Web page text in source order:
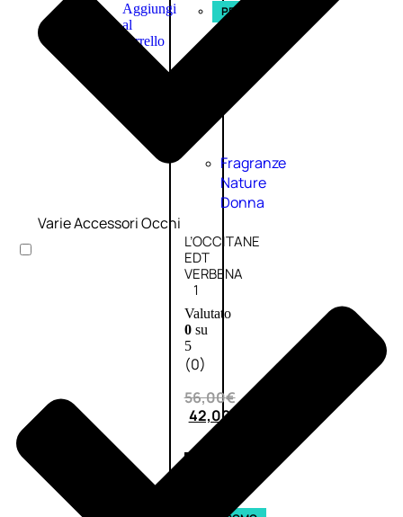
Aggiungi
al
carrello
PROMO
Fragranze
Nature
Donna
L’OCCITANE
EDT
VERBENA
1
Valutato
0su
5
(0)
56,00€
42,00€
Varie Accessori Occhi